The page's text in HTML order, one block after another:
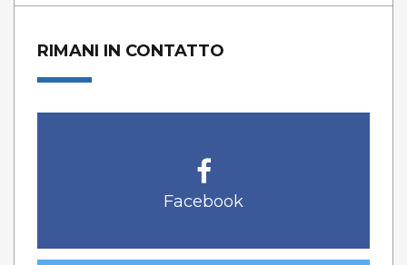
RIMANI IN CONTATTO
Facebook